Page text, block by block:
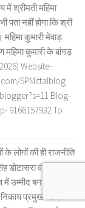
श्रीमती महिमा
पता नहीं होगा कि श्री
कुमारी मेवाड़
कुमारी के बांगड़
Website-
SPMittalblog
Blog-
9166157932 To
लोगों की ही राजनीति
वंचित 82
उम्मीद बनाएंगे?
निकाय प्रमुख आदि